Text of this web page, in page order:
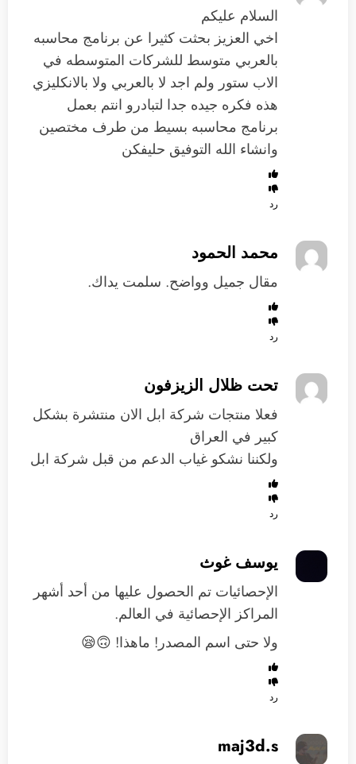
السلام عليكم
اخي العزيز بحثت كثيرا عن برنامج محاسبه
بالعربي متوسط للشركات المتوسطه في
الاب ستور ولم اجد لا بالعربي ولا بالانكليزي
هذه فكره جيده جدا لتبادرو انتم بعمل
برنامج محاسبه بسيط من طرف مختصين
وانشاء الله التوفيق حليفكن
رد
محمد الحمود
مقال جميل وواضح. سلمت يداك.
رد
تحت ظلال الزيزفون
فعلا منتجات شركة ابل الان منتشرة بشكل
كبير في العراق
ولكننا نشكو غياب الدعم من قبل شركة ابل
رد
يوسف غوث
الإحصائيات تم الحصول عليها من أحد أشهر
المراكز الإحصائية في العالم.
ولا حتى اسم المصدر! ماهذا! 🙃😪
رد
maj3d.s